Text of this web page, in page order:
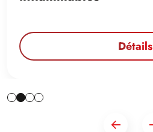
Détails